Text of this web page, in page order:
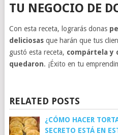
TU NEGOCIO DE
Con esta receta, lograrás donas
deliciosasque harán que tus
gustó esta receta, compártela y
quedaron. ¡Éxito en tu
RELATED POSTS
¿CÓMO HACER
SECRETO ESTÁ EN